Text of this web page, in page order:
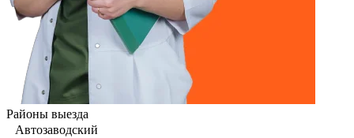
Районы выезда
Автозаводский